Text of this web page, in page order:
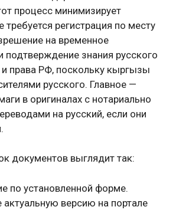
процесс минимизирует
регистрация по месту
на временное
подтверждение знания русского
и права РФ, поскольку кыргызы
русского. Главное —
в оригиналах с нотариально
на русский, если они
документов выглядит так:
по установленной форме.
актуальную версию на портале